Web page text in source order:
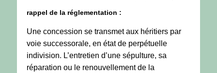
rappel de la réglementation :
Une concession se transmet aux héritiers par
voie successorale, en état de perpétuelle
indivision. L’entretien d’une sépulture, sa
réparation ou le renouvellement de la